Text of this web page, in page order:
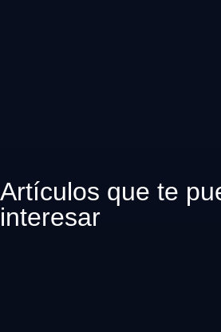
Artículos que te
interesar